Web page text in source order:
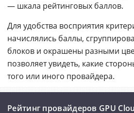
— шкала рейтинговых баллов.
Для удобства восприятия
начислялись баллы,
блоков и окрашены разными
позволяет увидеть, какие
того или иного провайдера.
Рейтинг провайдеров GPU